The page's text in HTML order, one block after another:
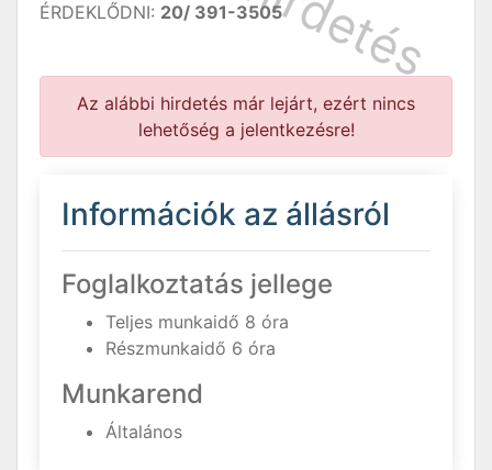
ÉRDEKLŐDNI: 20/ 391-3505
Az alábbi hirdetés már lejárt, ezért nincs
lehetőség a jelentkezésre!
Információk az állásról
Foglalkoztatás jellege
Teljes munkaidő 8 óra
Részmunkaidő 6 óra
Munkarend
Általános